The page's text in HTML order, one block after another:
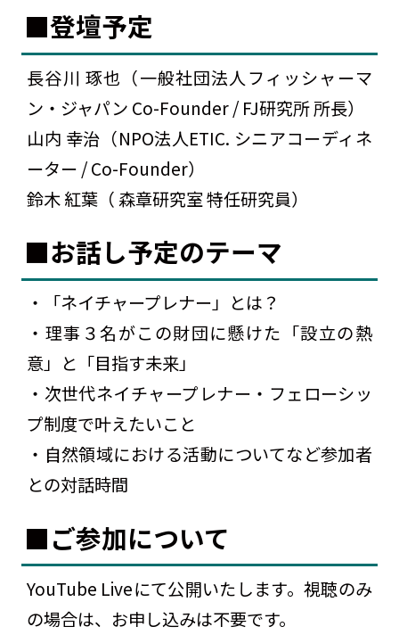
■登壇予定
長谷川 琢也（一般社団法人フィッシャーマ
ン・ジャパン Co-Founder / FJ研究所 所長）
山内 幸治（NPO法人ETIC. シニアコーディネ
ーター / Co-Founder）
鈴木 紅葉（ 森章研究室 特任研究員）
■お話し予定のテーマ
・「ネイチャープレナー」とは？
・理事３名がこの財団に懸けた「設立の熱
意」と「目指す未来」
・次世代ネイチャープレナー・フェローシッ
プ制度で叶えたいこと
・自然領域における活動についてなど参加者
との対話時間
■ご参加について
YouTube Liveにて公開いたします。視聴のみ
の場合は、お申し込みは不要です。